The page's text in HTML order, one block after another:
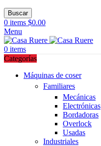
Buscar
0 items $0.00
Menu
0 items
Categorías
Máquinas de coser
Familiares
Mecánicas
Electrónicas
Bordadoras
Overlock
Usadas
Industriales